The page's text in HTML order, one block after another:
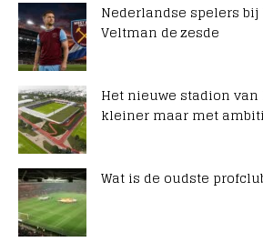
Nederlandse spelers
Veltman de zesde
Het nieuwe stadion
kleiner maar met
Wat is de oudste